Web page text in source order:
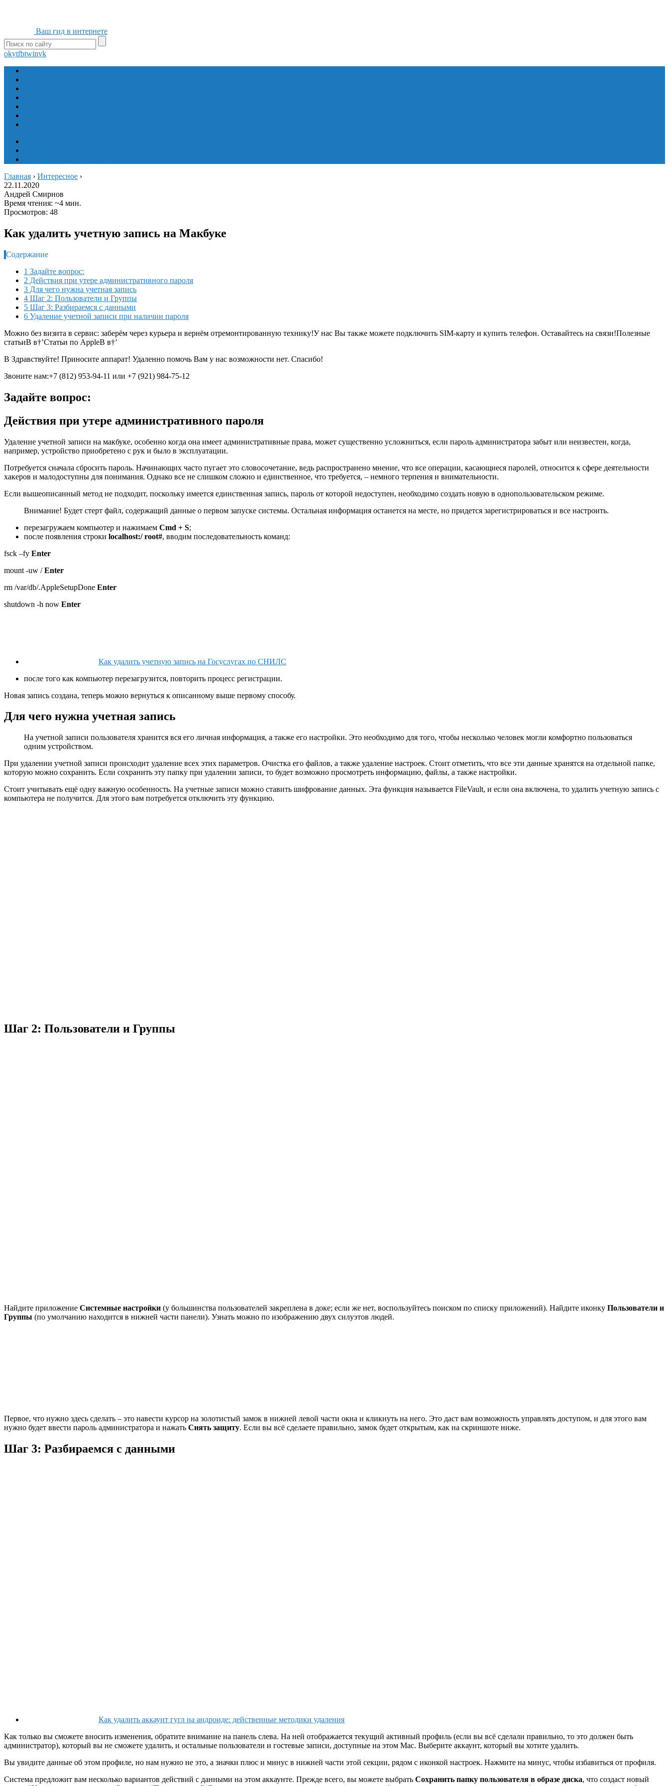
Ваш гид в интернете
okytfbtwinvk
Главная › Интересное ›
22.11.2020
Андрей Смирнов
Время чтения: ~4 мин.
Просмотров: 48
Как удалить учетную запись на Макбуке
Содержание
1 Задайте вопрос:
2 Действия при утере административного пароля
3 Для чего нужна учетная запись
4 Шаг 2: Пользователи и Группы
5 Шаг 3: Разбираемся с данными
6 Удаление учетной записи при наличии пароля
Можно без визита в сервис: заберём через курьера и вернём отремонтированную технику!У нас Вы также можете подключить SIM-карту и купить телефон. Оставайтесь на связи!Полезные
статьиВ в†’Статьи по AppleВ в†’
В Здравствуйте! Приносите аппарат! Удаленно помочь Вам у нас возможности нет. Спасибо!
Звоните нам:+7 (812) 953-94-11 или +7 (921) 984-75-12
Задайте вопрос:
Действия при утере административного пароля
Удаление учетной записи на макбуке, особенно когда она имеет административные права, может существенно усложниться, если пароль администратора забыт или неизвестен, когда,
например, устройство приобретено с рук и было в эксплуатации.
Потребуется сначала сбросить пароль. Начинающих часто пугает это словосочетание, ведь распространено мнение, что все операции, касающиеся паролей, относится к сфере деятельности
хакеров и малодоступны для понимания. Однако все не слишком сложно и единственное, что требуется, – немного терпения и внимательности.
Если вышеописанный метод не подходит, поскольку имеется единственная запись, пароль от которой недоступен, необходимо создать новую в однопользовательском режиме.
Внимание! Будет стерт файл, содержащий данные о первом запуске системы. Остальная информация останется на месте, но придется зарегистрироваться и все настроить.
перезагружаем компьютер и нажимаем Cmd + S;
после появления строки localhost:/ root#, вводим последовательность команд:
fsck –fy Enter
mount -uw /Enter
rm /var/db/.AppleSetupDone Enter
shutdown -h now Enter
Как удалить учетную запись на Госуслугах по СНИЛС
после того как компьютер перезагрузится, повторить процесс регистрации.
Новая запись создана, теперь можно вернуться к описанному выше первому способу.
Для чего нужна учетная запись
На учетной записи пользователя хранится вся его личная информация, а также его настройки. Это необходимо для того, чтобы несколько человек могли комфортно пользоваться
одним устройством.
При удалении учетной записи происходит удаление всех этих параметров. Очистка его файлов, а также удаление настроек. Стоит отметить, что все эти данные хранятся на отдельной папке,
которую можно сохранить. Если сохранить эту папку при удалении записи, то будет возможно просмотреть информацию, файлы, а также настройки.
Стоит учитывать ещё одну важную особенность. На учетные записи можно ставить шифрование данных. Эта функция называется FileVault, и если она включена, то удалить учетную запись с
компьютера не получится. Для этого вам потребуется отключить эту функцию.
Шаг 2: Пользователи и Группы
Найдите приложение Системные настройки (у большинства пользователей закреплена в доке; если же нет, воспользуйтесь поиском по списку приложений). Найдите иконку Пользователи и
Группы (по умолчанию находится в нижней части панели). Узнать можно по изображению двух силуэтов людей.
Первое, что нужно здесь сделать – это навести курсор на золотистый замок в нижней левой части окна и кликнуть на него. Это даст вам возможность управлять доступом, и для этого вам
нужно будет ввести пароль администратора и нажать Снять защиту. Если вы всё сделаете правильно, замок будет открытым, как на скриншоте ниже.
Шаг 3: Разбираемся с данными
Как удалить аккаунт гугл на андроиде: действенные методики удаления
Как только вы сможете вносить изменения, обратите внимание на панель слева. На ней отображается текущий активный профиль (если вы всё сделали правильно, то это должен быть
администратор), который вы не сможете удалить, и остальные пользователи и гостевые записи, доступные на этом Mac. Выберите аккаунт, который вы хотите удалить.
Вы увидите данные об этом профиле, но нам нужно не это, а значки плюс и минус в нижней части этой секции, рядом с иконкой настроек. Нажмите на минус, чтобы избавиться от профиля.
Система предложит вам несколько вариантов действий с данными на этом аккаунте. Прежде всего, вы можете выбрать Сохранить папку пользователя в образе диска, что создаст новый